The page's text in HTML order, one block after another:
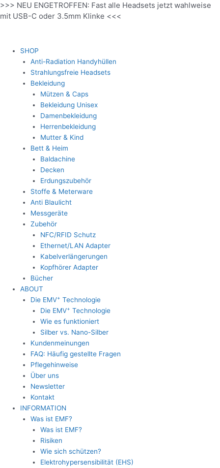
Zum
Inhalt
>>> NEU ENGETROFFEN: Fast alle Headsets jetzt wahlweise
mit USB-C oder 3.5mm Klinke <<<
SHOP
Anti-Radiation Handyhüllen
Strahlungsfreie Headsets
Bekleidung
Mützen & Caps
Bekleidung Unisex
Damenbekleidung
Herrenbekleidung
Mutter & Kind
Bett & Heim
Baldachine
Decken
Erdungszubehör
Stoffe & Meterware
Anti Blaulicht
Messgeräte
Zubehör
NFC/RFID Schutz
Ethernet/LAN Adapter
Kabelverlängerungen
Kopfhörer Adapter
Bücher
ABOUT
Die EMV+ Technologie
Die EMV+ Technologie
Wie es funktioniert
Silber vs. Nano-Silber
Kundenmeinungen
FAQ: Häufig gestellte Fragen
Pflegehinweise
Über uns
Newsletter
Kontakt
INFORMATION
Was ist EMF?
Was ist EMF?
Risiken
Wie sich schützen?
Elektrohypersensibilität (EHS)